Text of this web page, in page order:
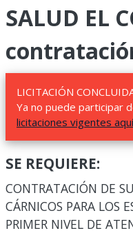
SALUD EL
LICITACIÓN
Ya no puede participar
licitaciones vigentes aquí
SE REQUIERE:
CONTRATACIÓN DE
CÁRNICOS PARA LOS
PRIMER NIVEL DE